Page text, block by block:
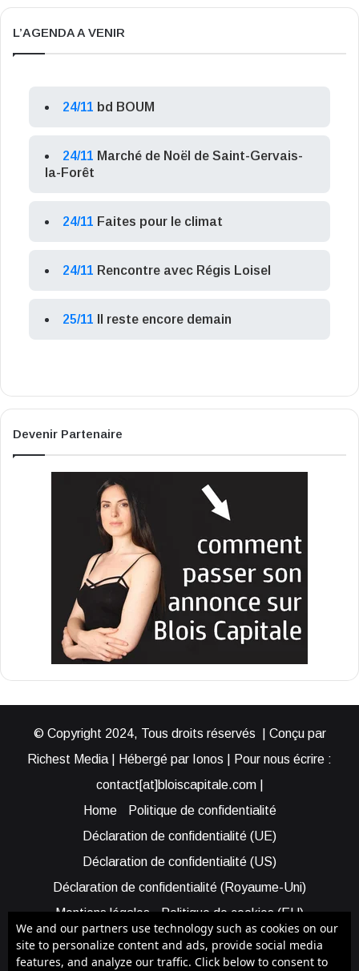
L’AGENDA A VENIR
24/11 bd BOUM
24/11 Marché de Noël de Saint-Gervais-
la-Forêt
24/11 Faites pour le climat
24/11 Rencontre avec Régis Loisel
25/11 Il reste encore demain
Devenir Partenaire
© Copyright 2024, Tous droits réservés | Conçu par
Richest Media | Hébergé par Ionos | Pour nous écrire :
contact[at]bloiscapitale.com |
Home
Politique de confidentialité
Déclaration de confidentialité (UE)
Déclaration de confidentialité (US)
Déclaration de confidentialité (Royaume-Uni)
Mentions légales
Politique de cookies (EU)
Cookie Policy (AUS)
Cookie Policy (US)
Qui sommes-nous ?
Participer à Blois Capitale
We and our partners use technology such as cookies on our
site to personalize content and ads, provide social media
features, and analyze our traffic. Click below to consent to